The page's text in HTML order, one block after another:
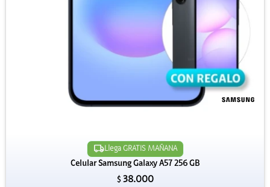
Llega GRATIS MAÑANA
Celular Samsung Galaxy A57 256 GB
$ 38.000